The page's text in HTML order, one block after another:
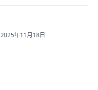
2025年11月18日